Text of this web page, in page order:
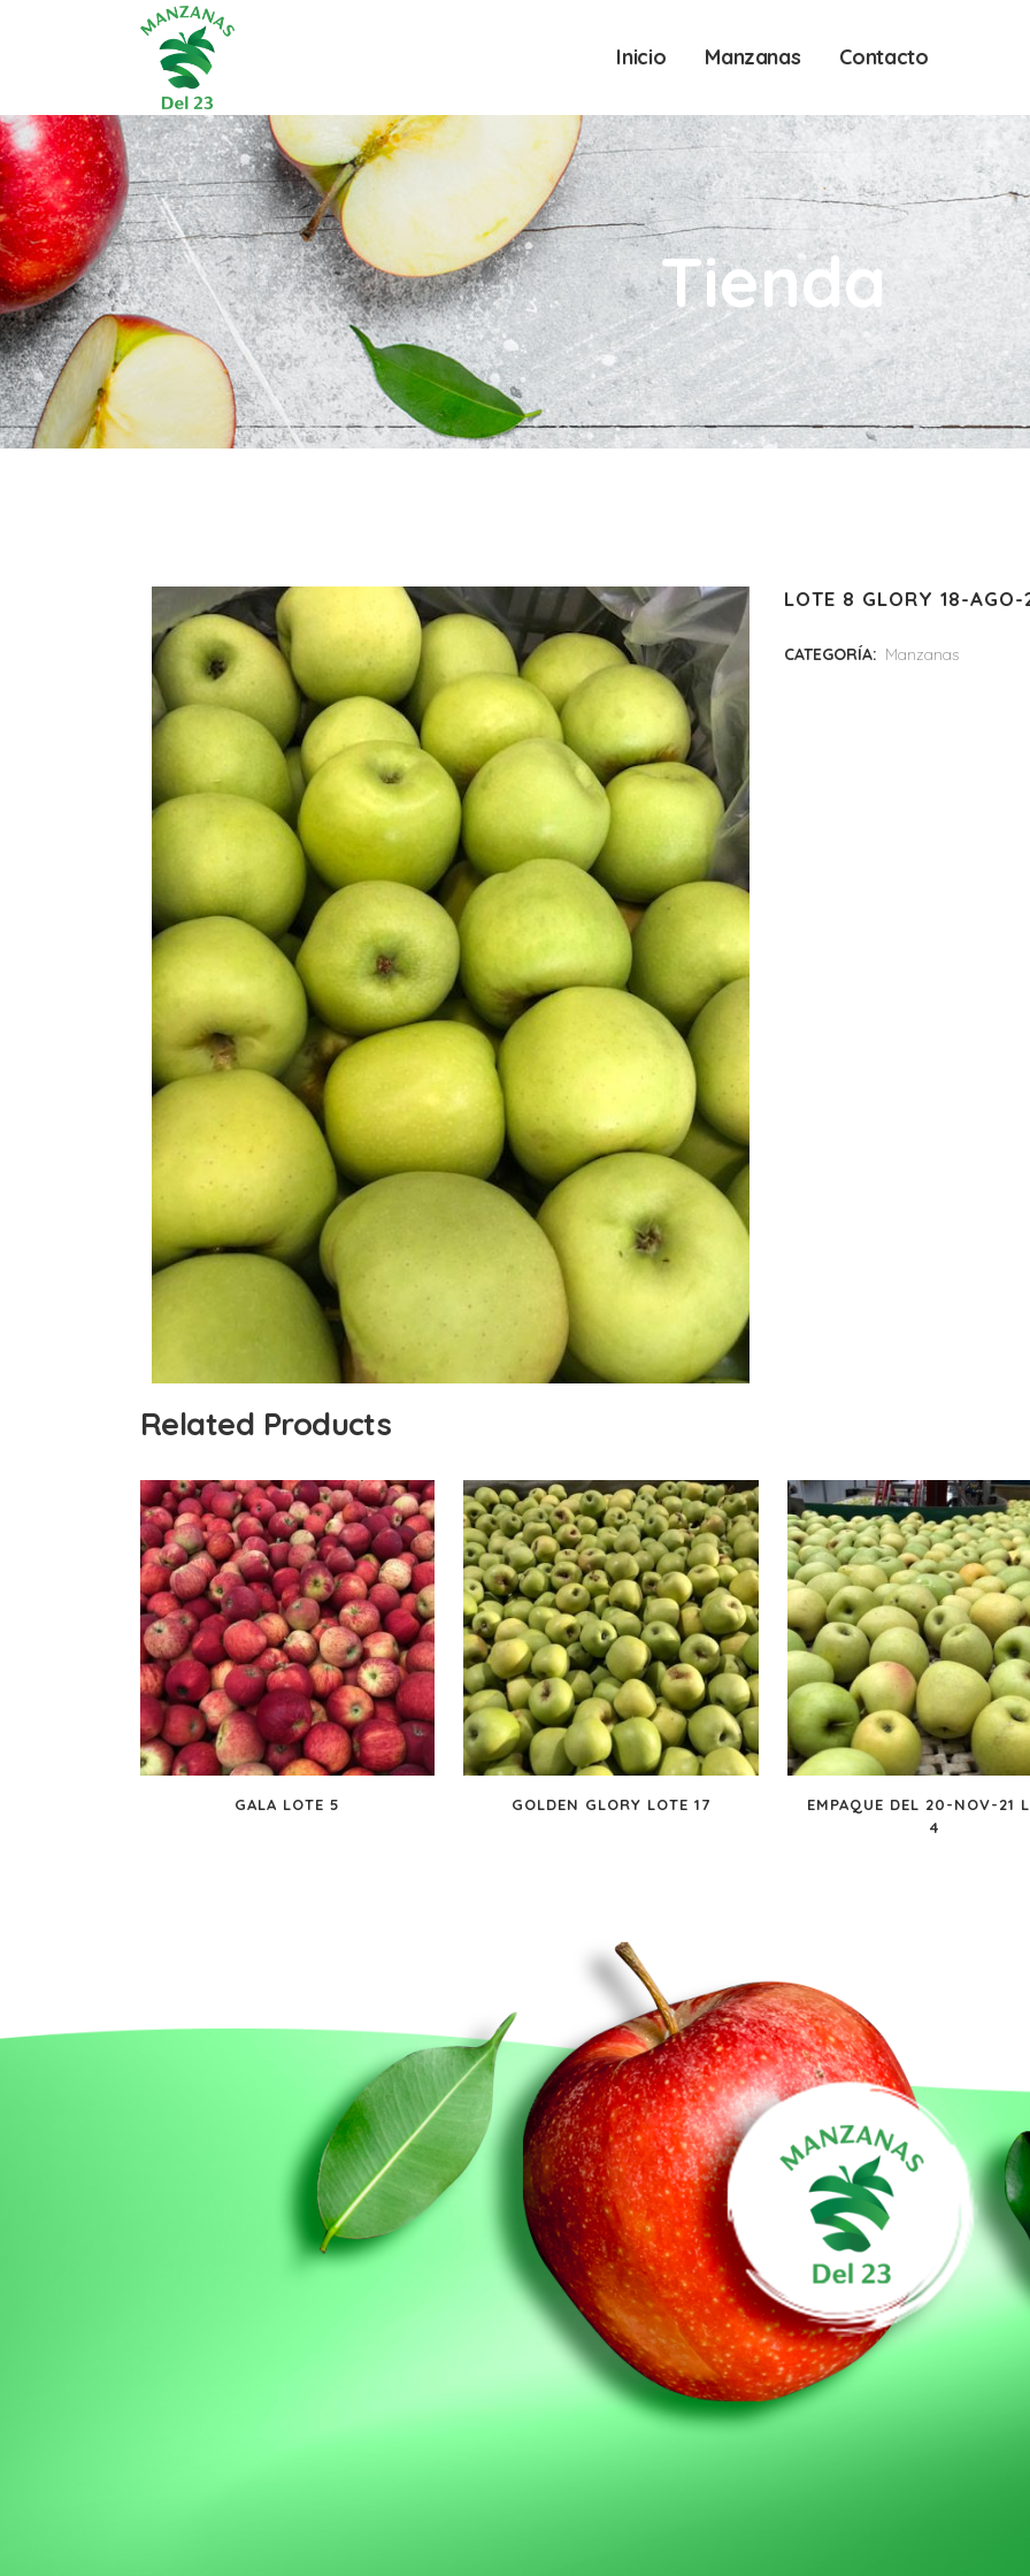
Inicio Manzanas Contacto
Tienda
LOTE 8 GLORY 18-
CATEGORÍA: Manzanas
Related Products
GALA LOTE 5 GOLDEN GLORY LOTE 17
EMPAQUE DEL 20-NOV-21
4